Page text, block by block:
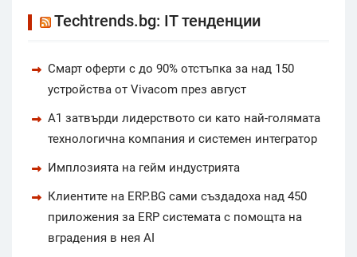
Techtrends.bg: IT тенденции
Смарт оферти с до 90% отстъпка за над 150
устройства от Vivacom през август
А1 затвърди лидерството си като най-голямата
технологична компания и системен интегратор
Имплозията на гейм индустрията
Клиентите на ERP.BG сами създадоха над 450
приложения за ERP системата с помощта на
вградения в нея AI